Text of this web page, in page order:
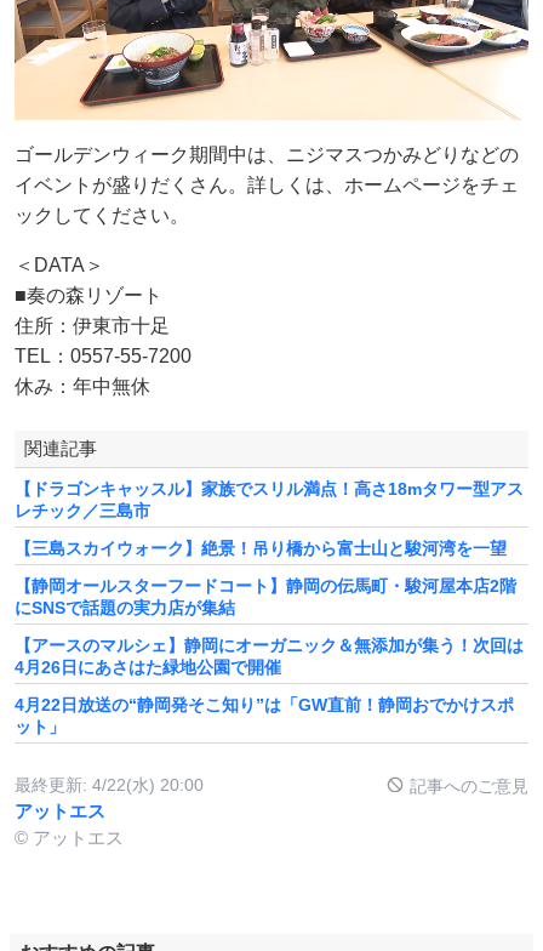
ゴールデンウィーク期間中は、ニジマスつかみどりなどの
イベントが盛りだくさん。詳しくは、ホームページをチェ
ックしてください。
＜DATA＞
■奏の森リゾート
住所：伊東市十足
TEL：0557-55-7200
休み：年中無休
関連記事
【ドラゴンキャッスル】家族でスリル満点！高さ18mタワー型アス
レチック／三島市
【三島スカイウォーク】絶景！吊り橋から富士山と駿河湾を一望
【静岡オールスターフードコート】静岡の伝馬町・駿河屋本店2階
にSNSで話題の実力店が集結
【アースのマルシェ】静岡にオーガニック＆無添加が集う！次回は
4月26日にあさはた緑地公園で開催
4月22日放送の“静岡発そこ知り”は「GW直前！静岡おでかけスポ
ット」
最終更新: 4/22(水) 20:00 記事へのご意見
アットエス
© アットエス